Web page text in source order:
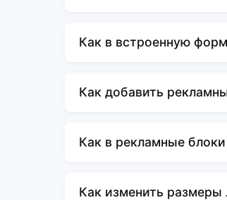
Как в встроенную
Как добавить
Как в рекламные
Как изменить размеры